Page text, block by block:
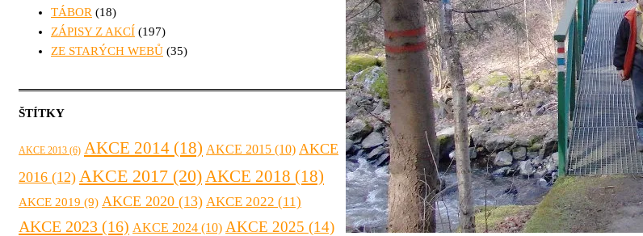
TÁBOR (18)
ZÁPISY Z AKCÍ (197)
ZE STARÝCH WEBŮ (35)
ŠTÍTKY
AKCE 2013 (6) AKCE 2014 (18) AKCE 2015 (10) AKCE
2016 (12) AKCE 2017 (20)AKCE 2018 (18)
AKCE 2019 (9) AKCE 2020 (13) AKCE 2022 (11)
AKCE 2023 (16) AKCE 2024 (10) AKCE 2025 (14)